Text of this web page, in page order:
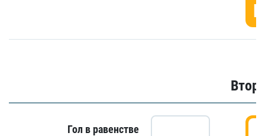
Гол в равенстве